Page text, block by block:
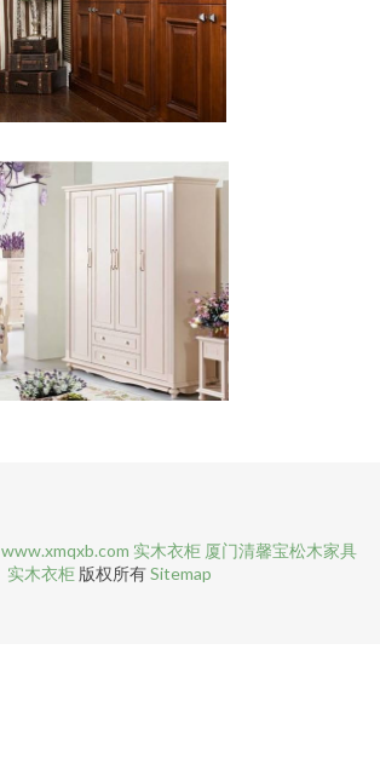
www.xmqxb.com 实木衣柜 厦门清馨宝松木家具
实木衣柜版权所有Sitemap